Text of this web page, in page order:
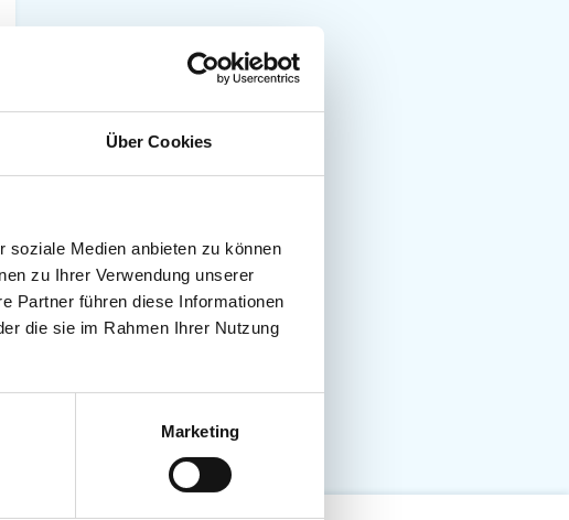
Über Cookies
soziale Medien anbieten zu können
zu Ihrer Verwendung unserer
Partner führen diese Informationen
die sie im Rahmen Ihrer Nutzung
Marketing